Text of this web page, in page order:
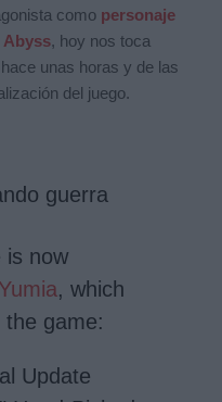
como personaje
Abyss, hoy nos toca
unas horas y de las
del juego.
guerra
is now
, which
the game:
Update